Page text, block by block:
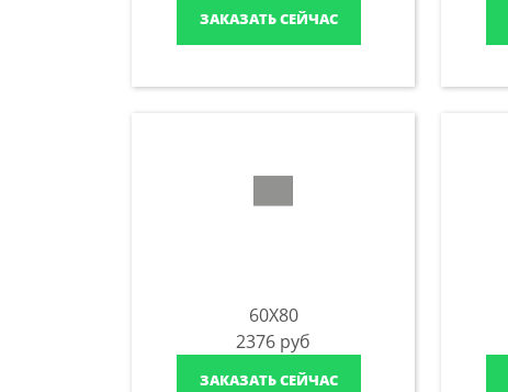
ЗАКАЗАТЬ СЕЙЧАС
60X80
2376 руб
ЗАКАЗАТЬ СЕЙЧАС